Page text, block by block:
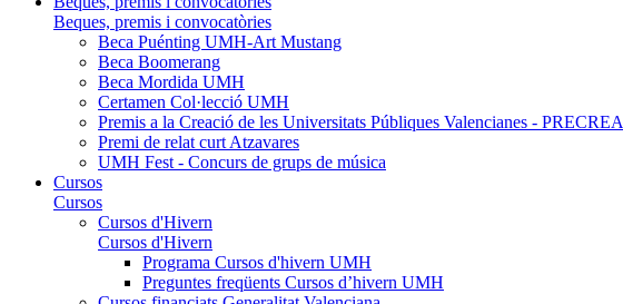
Beques, premis i convocatòries
Beca Puénting UMH-Art Mustang
Beca Boomerang
Beca Mordida UMH
Certamen Col·lecció UMH
Premis a la Creació de les Universitats Públiques Valencianes - PRECREA
Premi de relat curt Atzavares
UMH Fest - Concurs de grups de música
Cursos
Cursos
Cursos d'Hivern
Cursos d'Hivern
Programa Cursos d'hivern UMH
Preguntes freqüents Cursos d’hivern UMH